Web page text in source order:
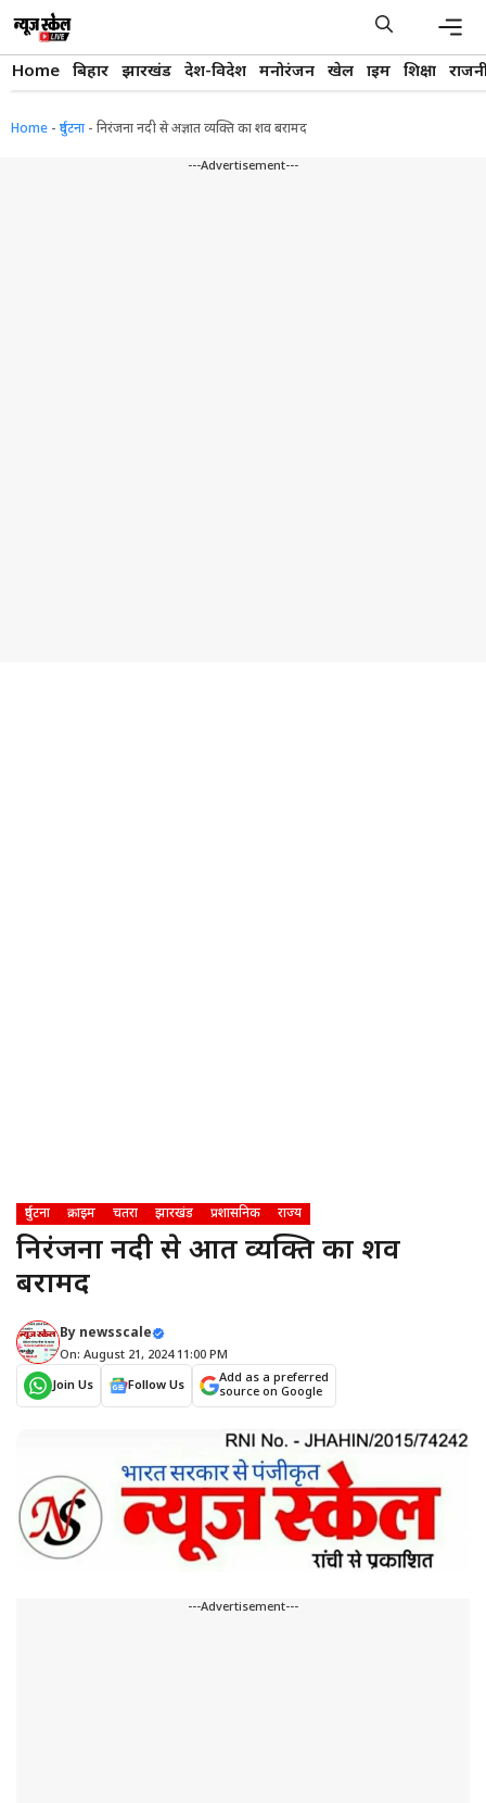
content
Home बिहार झारखंड देश-विदेश मनोरंजन खेल क्राइम शिक्षा
Home - दुर्घटना - निरंजना नदी से अज्ञात व्यक्ति का शव बरामद
---Advertisement---
दुर्घटना क्राइम चतरा झारखंड प्रशासनिक राज्य
निरंजना नदी से अज्ञात व्यक्ति का शव
बरामद
By newsscale
On: August 21, 2024 11:00 PM
Join Us
Follow Us
Add as a preferred
source on Google
---Advertisement---